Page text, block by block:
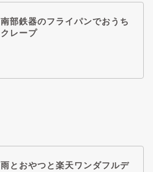
南部鉄器のフライパンでおうち
クレープ
雨とおやつと楽天ワンダフルデ